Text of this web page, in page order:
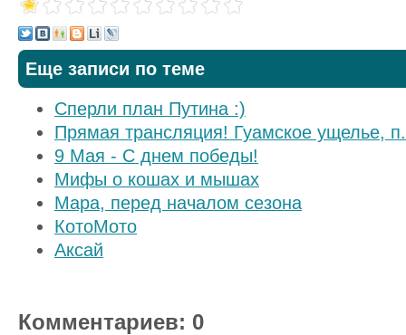
Еще записи по теме
Сперли план Путина :)
Прямая трансляция! Гуамское ущелье,
9 Мая - С днем победы!
Мифы о кошах и мышах
Мара, перед началом сезона
КотоМото
Аксай
Комментариев: 0